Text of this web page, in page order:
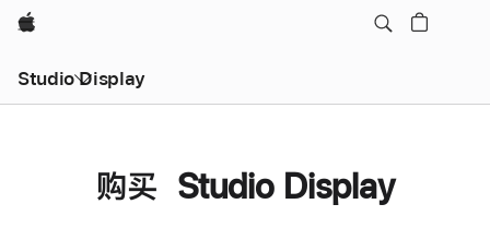
Apple
Studio Display
购买 Studio Display